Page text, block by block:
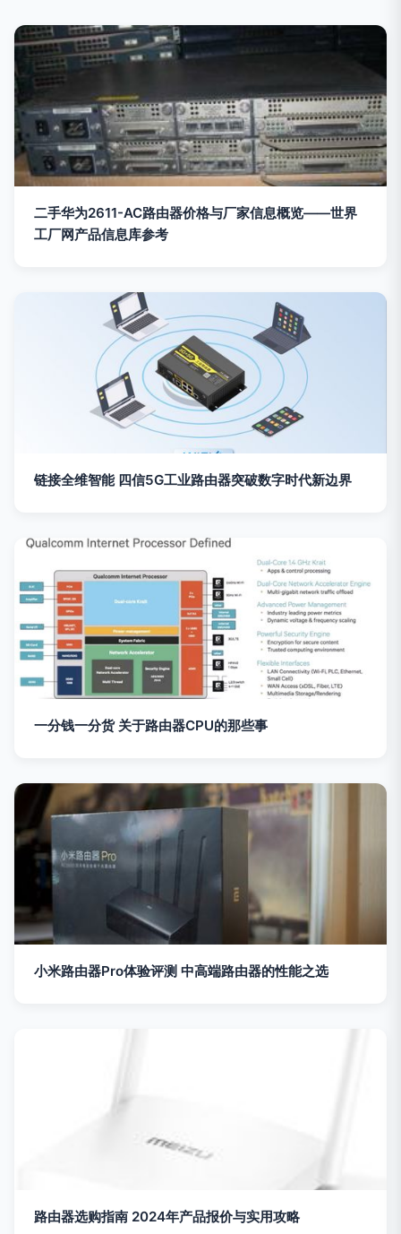
二手华为2611-AC路由器价格与厂家信息概览——世界
工厂网产品信息库参考
链接全维智能 四信5G工业路由器突破数字时代新边界
一分钱一分货 关于路由器CPU的那些事
小米路由器Pro体验评测 中高端路由器的性能之选
路由器选购指南 2024年产品报价与实用攻略